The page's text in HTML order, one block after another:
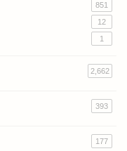
851
12
1
2,662
393
177